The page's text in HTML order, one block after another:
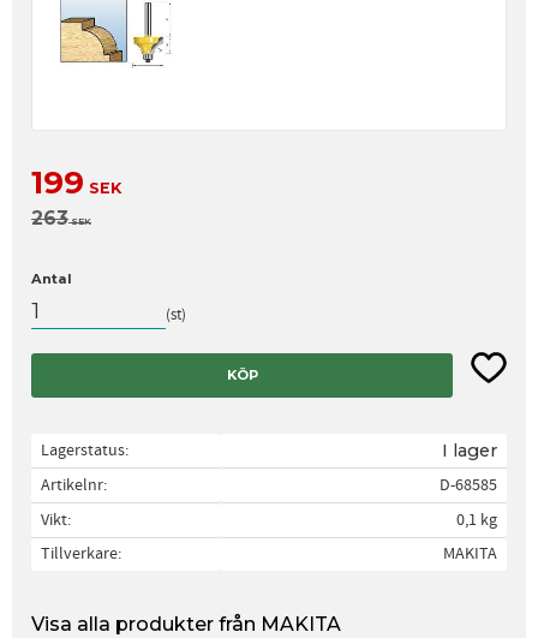
Nedsatt pris:
199 SEK
Ordinarie pris:
263SEK
Antal
st
KÖP Lägg
Lagerstatus I lager
Artikelnr
D-68585
Vikt
0,1 kg
Tillverkare
MAKITA
Visa alla produkter från MAKITA